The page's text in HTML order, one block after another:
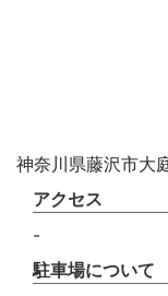
神奈川県藤沢市大
アクセス
-
駐車場について